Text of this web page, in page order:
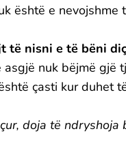
është e nevojshme
të nisni e të bëni
asgjë nuk bëjmë gjë
çasti kur duhet
doja të